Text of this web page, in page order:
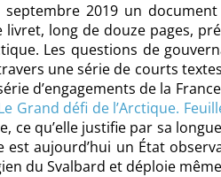
2019 un
livret, long de douze pages,
Les questions de
une série de courts
d’engagements de la
Grand défi de l’Arctique.
ce qu’elle justifie par sa
aujourd’hui un État
du Svalbard et déploie